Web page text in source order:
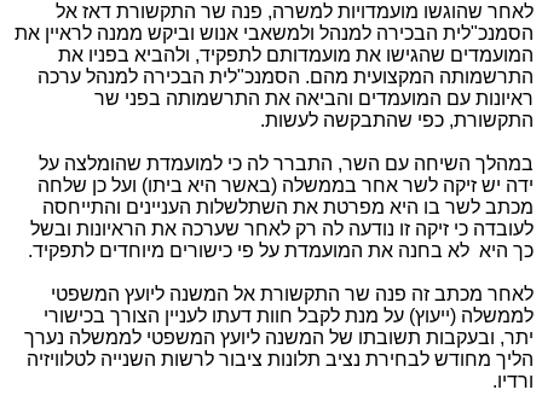
לאחר שהוגשו מועמדויות למשרה, פנה שר התקשורת דאז אל
הסמנכ"לית הבכירה למנהל ולמשאבי אנוש וביקש ממנה לראיין את
המועמדים שהגישו את מועמדותם לתפקיד, ולהביא בפניו את
התרשמותה המקצועית מהם. הסמנכ"לית הבכירה למנהל ערכה
ראיונות עם המועמדים והביאה את התרשמותה בפני שר
התקשורת, כפי שהתבקשה לעשות.
במהלך השיחה עם השר, התברר לה כי למועמדת שהומלצה על
ידה יש זיקה לשר אחר בממשלה (באשר היא ביתו) ועל כן שלחה
מכתב לשר בו היא מפרטת את השתלשלות העניינים והתייחסה
לעובדה כי זיקה זו נודעה לה רק לאחר שערכה את הראיונות ובשל
כך היא לא בחנה את המועמדת על פי כישורים מיוחדים לתפקיד.
לאחר מכתב זה פנה שר התקשורת אל המשנה ליועץ המשפטי
לממשלה (ייעוץ) על מנת לקבל חוות דעתו לעניין הצורך בכישורי
יתר, ובעקבות תשובתו של המשנה ליועץ המשפטי לממשלה נערך
הליך מחודש לבחירת נציב תלונות ציבור לרשות השנייה לטלוויזיה
ורדיו.